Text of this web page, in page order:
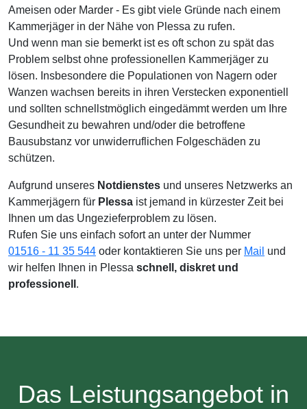
Ameisen oder Marder - Es gibt viele Gründe nach einem
Kammerjäger in der Nähe von Plessa zu rufen.
Und wenn man sie bemerkt ist es oft schon zu spät das
Problem selbst ohne professionellen Kammerjäger zu
lösen. Insbesondere die Populationen von Nagern oder
Wanzen wachsen bereits in ihren Verstecken exponentiell
und sollten schnellstmöglich eingedämmt werden um Ihre
Gesundheit zu bewahren und/oder die betroffene
Bausubstanz vor unwiderruflichen Folgeschäden zu
schützen.
Aufgrund unseres Notdienstes und unseres Netzwerks an
Kammerjägern für Plessa ist jemand in kürzester Zeit bei
Ihnen um das Ungezieferproblem zu lösen.
Rufen Sie uns einfach sofort an unter der Nummer
01516 - 11 35 544 oder kontaktieren Sie uns per Mail und
wir helfen Ihnen in Plessa schnell, diskret und
professionell .
Das Leistungsangebot in